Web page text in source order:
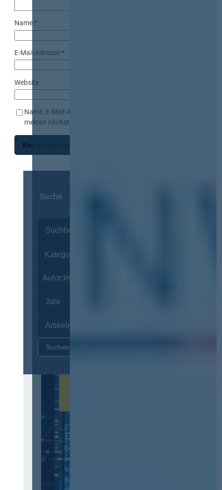
Name*
E-Mail-Adresse*
Website
Name, E-Mail-Adresse und Website in diesem Browser für
meinen nächsten Kommentar speichern.
Suche
Autor:innen
07. Oktober 2026 in Berlin
EVB-IT Thementag
Der Thementag für die
ergänzenden
Vertragsbedingungen von IT-
Beschaffung in der